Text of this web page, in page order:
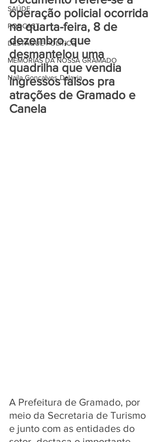
SAÚDE
PODCAST
DESTAQUE POLÍTICO
MEMÓRIAS DA NOSSA GRAMADO
Naíla Gonçalves Dalavia
operação policial ocorrida
na quarta-feira, 8 de
dezembro, que
desmantelou uma
quadrilha que vendia
ingressos falsos pra
atrações de Gramado e
Canela
A Prefeitura de Gramado, por
meio da Secretaria de Turismo
e junto com as entidades do